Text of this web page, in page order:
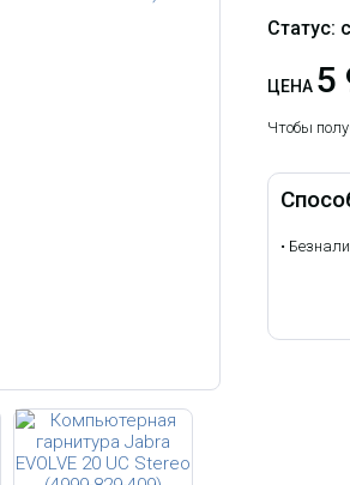
Статус:
ЦЕНА 5
Чтобы
•